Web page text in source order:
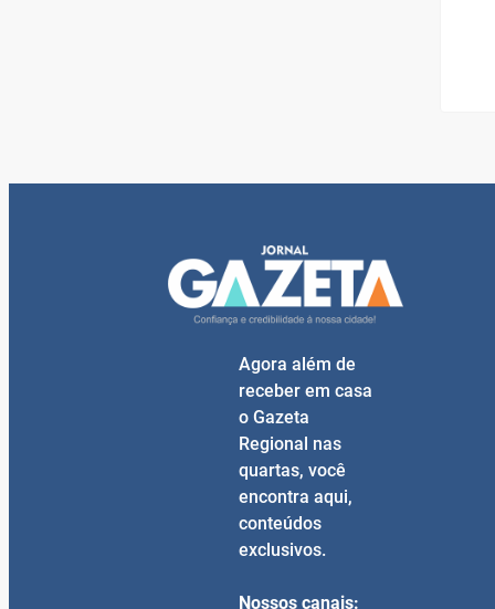
Agora além de
receber em casa
o Gazeta
Regional nas
quartas, você
encontra aqui,
conteúdos
exclusivos.
Nossos canais: